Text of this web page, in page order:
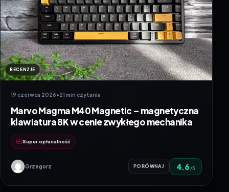
RECENZJE
19 czerwca 2026•21 min czytania
Marvo Magma M40 Magnetic – magnetyczna
klawiatura 8K w cenie zwykłego mechanika
Super opłacalność
Grzegorz PORÓWNAJ 4.6 /5